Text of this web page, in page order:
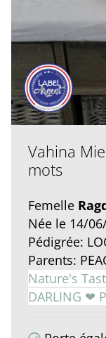
Vahina
mots
Femelle
Née le 14/
Pédigrée:
Parents:
Nature's
DARLING ❤